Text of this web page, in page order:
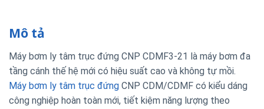
Mô tả
Máy bơm ly tâm trục đứng CNP CDMF3-21 là máy bơm đa
tầng cánh thế hệ mới có hiệu suất cao và không tự mồi.
Máy bơm ly tâm trục đứng CNP CDM/CDMF có kiểu dáng
công nghiệp hoàn toàn mới, tiết kiệm năng lượng theo